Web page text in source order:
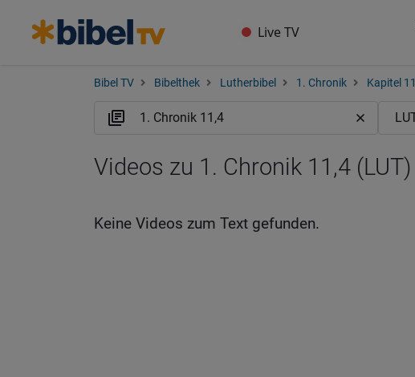
Live TV
Bibel TV Bibelthek Lutherbibel 1. Chronik Kapitel 11
Videos zu 1. Chronik 11,4 (LUT)
Keine Videos zum Text gefunden.